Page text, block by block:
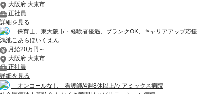
大阪府 大東市
正社員
詳細を見る
「保育士」東大阪市・経験者優遇、ブランクOK、キャリアアップ応援
鴻池こあらほいくえん
月給20万円～
大阪府 大東市
正社員
詳細を見る
「オンコールなし」看護師/4週8休以上/ケアミックス病院